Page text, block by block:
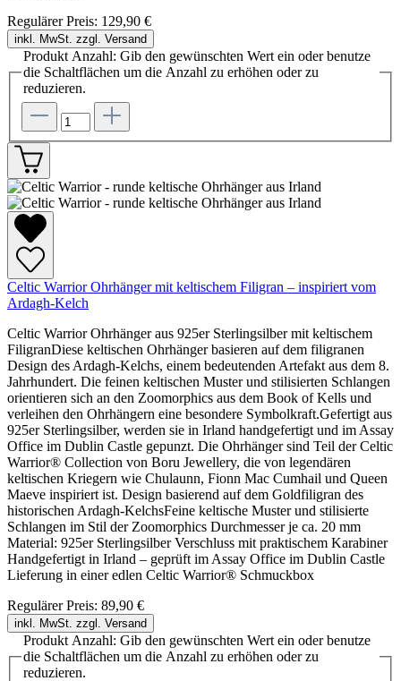
Regulärer Preis: 129,90 €
inkl. MwSt. zzgl. Versand
Produkt Anzahl: Gib den gewünschten Wert ein oder benutze
die Schaltflächen um die Anzahl zu erhöhen oder zu
reduzieren.
Celtic Warrior Ohrhänger mit keltischem Filigran – inspiriert vom
Ardagh-Kelch
Celtic Warrior Ohrhänger aus 925er Sterlingsilber mit keltischem
FiligranDiese keltischen Ohrhänger basieren auf dem filigranen
Design des Ardagh-Kelchs, einem bedeutenden Artefakt aus dem 8.
Jahrhundert. Die feinen keltischen Muster und stilisierten Schlangen
orientieren sich an den Zoomorphics aus dem Book of Kells und
verleihen den Ohrhängern eine besondere Symbolkraft.Gefertigt aus
925er Sterlingsilber, werden sie in Irland handgefertigt und im Assay
Office im Dublin Castle gepunzt. Die Ohrhänger sind Teil der Celtic
Warrior® Collection von Boru Jewellery, die von legendären
keltischen Kriegern wie Chulaunn, Fionn Mac Cumhail und Queen
Maeve inspiriert ist. Design basierend auf dem Goldfiligran des
historischen Ardagh-KelchsFeine keltische Muster und stilisierte
Schlangen im Stil der Zoomorphics Durchmesser je ca. 20 mm
Material: 925er Sterlingsilber Verschluss mit praktischem Karabiner
Handgefertigt in Irland – geprüft im Assay Office im Dublin Castle
Lieferung in einer edlen Celtic Warrior® Schmuckbox
Regulärer Preis: 89,90 €
inkl. MwSt. zzgl. Versand
Produkt Anzahl: Gib den gewünschten Wert ein oder benutze
die Schaltflächen um die Anzahl zu erhöhen oder zu
reduzieren.